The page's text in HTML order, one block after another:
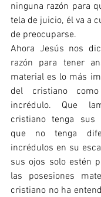
ninguna razón para
tela de juicio, él va a
de preocuparse.
Ahora Jesús nos
razón para tener
material es lo más
del cristiano
incrédulo. Que
cristiano tenga sus
que no tenga
incrédulos en su
sus ojos solo estén
las posesiones
cristiano no ha